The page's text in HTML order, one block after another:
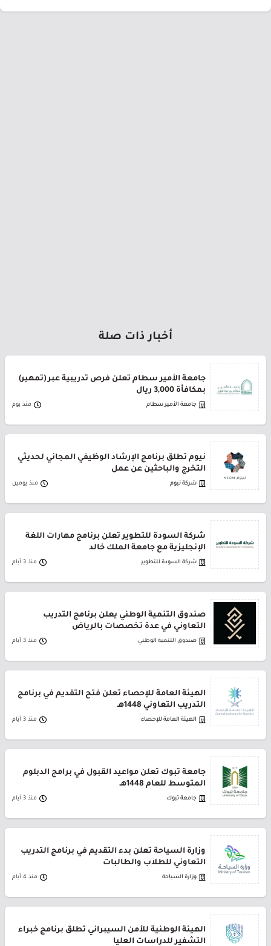
أخبار ذات صلة
جامعة الأمير سطام تعلن فرص تدريبية عبر (تمهير)
بمكافأة 3,000 ريال
جامعة الأمير سطام منذ يوم
نيوم تطلق برنامج الإرشاد الوظيفي المجاني لحديثي
التخرج والباحثين عن عمل
شركة نيوم منذ يومين
شركة السودة للتطوير تعلن برنامج مهارات اللغة
الإنجليزية مع جامعة الملك خالد
شركة السودة للتطوير منذ 3 أيام
صندوق التنمية الوطني يعلن برنامج التدريب
التعاوني في عدة تخصصات بالرياض
صندوق التنمية الوطني منذ 3 أيام
الهيئة العامة للإحصاء تعلن فتح التقديم في برنامج
التدريب التعاوني 1448هـ
الهيئة العامة للإحصاء منذ 3 أيام
جامعة تبوك تعلن مواعيد القبول في برامج الدبلوم
المتوسط للعام 1448هـ
جامعة تبوك منذ 3 أيام
وزارة السياحة تعلن بدء التقديم في برنامج التدريب
التعاوني للطلاب والطالبات
وزارة السياحة منذ 4 أيام
الهيئة الوطنية للأمن السيبراني تطلق برنامج خبراء
التشفير للدراسات العليا